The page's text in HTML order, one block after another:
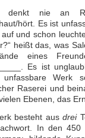
denkt nie an
hört. Es ist
auf und schon
heißt das, was
eines
Es ist
unfassbare Werk
Raserei und
Ebenen, das
besteht ausdrei
In den